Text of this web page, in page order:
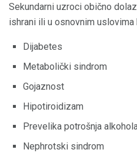
Sekundarni uzroci obično
ishrani ili u osnovnim uslovima
Dijabetes
Metabolički sindrom
Gojaznost
Hipotiroidizam
Prevelika potrošnja
Nephrotski sindrom